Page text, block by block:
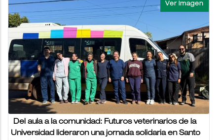
Del aula a la comunidad: Futuros veterinarios de la
Universidad lideraron una jornada solidaria en Santo